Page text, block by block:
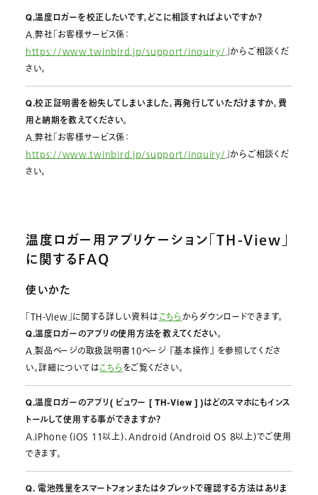
Q.温度ロガーを校正したいです。どこに相談すればよいですか？
A.弊社「お客様サービス係：
https://www.twinbird.jp/support/inquiry/」からご相談くだ
さい。
Q.校正証明書を紛失してしまいました。再発行していただけますか。費
用と納期を教えてください。
A.弊社「お客様サービス係：
https://www.twinbird.jp/support/inquiry/」からご相談くだ
さい。
温度ロガー用アプリケーション「TH-View」
に関するFAQ
使いかた
「TH-View」に関する詳しい資料はこちら からダウンロードできます。
Q.温度ロガーのアプリの使用方法を教えてください。
A.製品ページの取扱説明書10ページ 『基本操作』 を参照してくださ
い。詳細についてはこちらをご覧ください。
Q.温度ロガーのアプリ( ビュワー [ TH-View ] )はどのスマホにもインス
トールして使用する事ができますか？
A.iPhone (iOS 11以上)、Android (Android OS ８以上)でご使用
できます。
Q. 電池残量をスマートフォンまたはタブレットで確認する方法はありま